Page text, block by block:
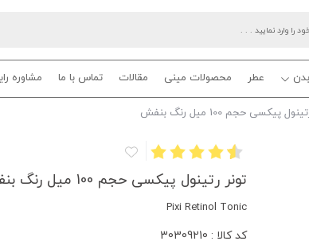
بدن عطر محصولات مینی مقالات تماس با ما مشاوره
پیکسی حجم 100 میل رنگ بنفش
تونر رتینول پیکسی حجم 100 میل رنگ بنفش
Pixi Retinol Tonic
کد کالا : 30309210